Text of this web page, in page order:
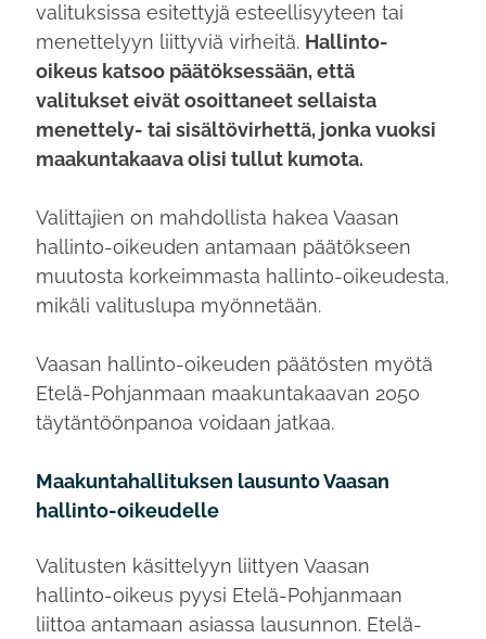
valituksissa esitettyjä esteellisyyteen tai
menettelyyn liittyviä virheitä. Hallinto-
oikeus katsoo päätöksessään, että
valitukset eivät osoittaneet sellaista
menettely- tai sisältövirhettä, jonka vuoksi
maakuntakaava olisi tullut kumota.
Valittajien on mahdollista hakea Vaasan
hallinto-oikeuden antamaan päätökseen
muutosta korkeimmasta hallinto-oikeudesta,
mikäli valituslupa myönnetään.
Vaasan hallinto-oikeuden päätösten myötä
Etelä-Pohjanmaan maakuntakaavan 2050
täytäntöönpanoa voidaan jatkaa.
Maakuntahallituksen lausunto Vaasan
hallinto-oikeudelle
Valitusten käsittelyyn liittyen Vaasan
hallinto-oikeus pyysi Etelä-Pohjanmaan
liittoa antamaan asiassa lausunnon. Etelä-